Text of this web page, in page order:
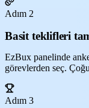
Adım 2
Basit teklifleri
EzBux panelinde
görevlerden seç.
Adım 3